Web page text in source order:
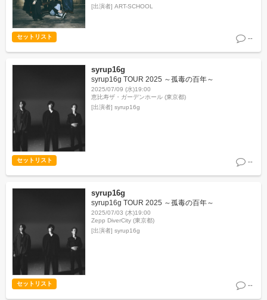
[出演者] ART-SCHOOL
セットリスト --
syrup16g
syrup16g TOUR 2025 ～孤毒の百年～
2025/07/09 (水)19:00
恵比寿ザ・ガーデンホール (東京都)
[出演者] syrup16g
セットリスト --
syrup16g
syrup16g TOUR 2025 ～孤毒の百年～
2025/07/03 (木)19:00
Zepp DiverCity (東京都)
[出演者] syrup16g
セットリスト --